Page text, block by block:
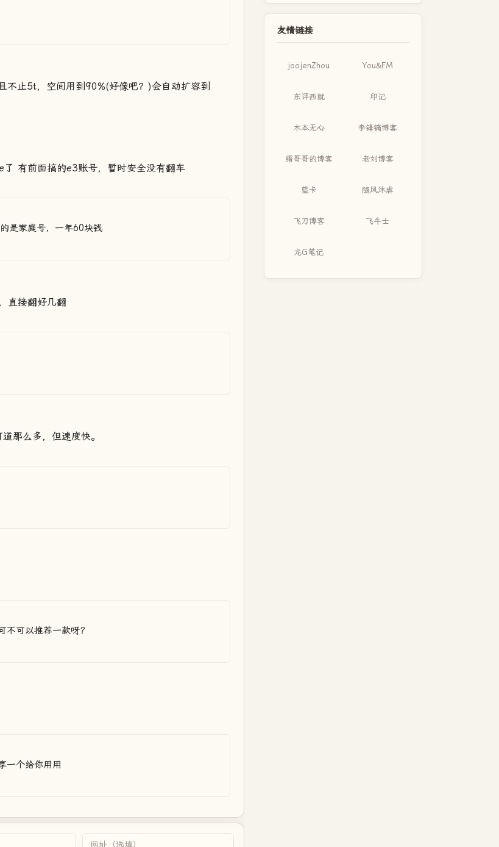
止5t，空间用到90%(好像吧？)会自动扩容到
有前面搞的e3账号，暂时安全没有翻车
是家庭号，一年60块钱
直接翻好几翻
那么多，但速度快。
不可以推荐一款呀？
一个给你用用
友情链接
joojenZhou You&FM
东评西就 印记
木本无心 李锋镝博客
缙哥哥的博客 老刘博客
蓝卡 随风沐虐
飞刀博客 飞牛士
龙G笔记